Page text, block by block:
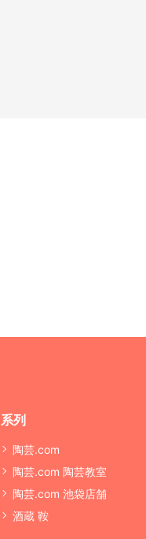
系列
陶芸.com
陶芸.com 陶芸教室
陶芸.com 池袋店舗
酒蔵 鞍